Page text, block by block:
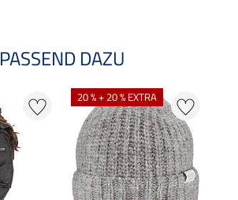
PASSEND DAZU
20 % + 20 % EXTRA